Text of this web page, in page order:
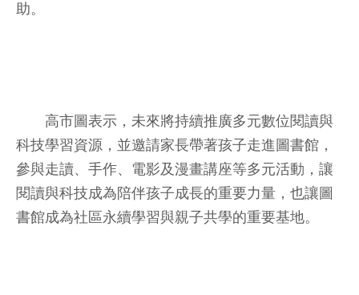
助。
高市圖表示，未來將持續推廣多元數位閱讀與
科技學習資源，並邀請家長帶著孩子走進圖書館，
參與走讀、手作、電影及漫畫講座等多元活動，讓
閱讀與科技成為陪伴孩子成長的重要力量，也讓圖
書館成為社區永續學習與親子共學的重要基地。